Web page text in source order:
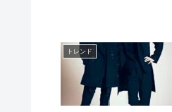
トレンド